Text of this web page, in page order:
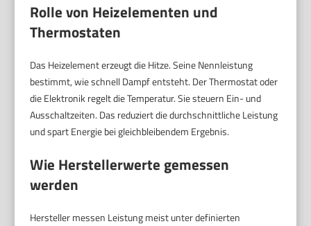
Rolle von Heizelementen und
Thermostaten
Das Heizelement erzeugt die Hitze. Seine Nennleistung
bestimmt, wie schnell Dampf entsteht. Der Thermostat oder
die Elektronik regelt die Temperatur. Sie steuern Ein- und
Ausschaltzeiten. Das reduziert die durchschnittliche Leistung
und spart Energie bei gleichbleibendem Ergebnis.
Wie Herstellerwerte gemessen
werden
Hersteller messen Leistung meist unter definierten